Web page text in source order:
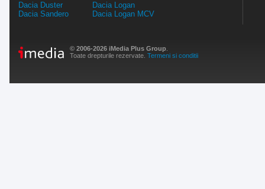
Dacia Duster
Dacia Sandero
Dacia Logan
Dacia Logan MCV
© 2006-2026 iMedia Plus Group
Toate drepturile rezervate. Termeni si conditii